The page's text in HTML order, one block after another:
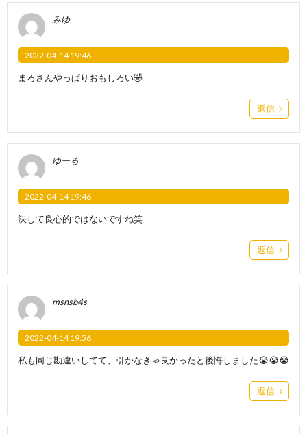
みゆ
2022-04-14 19:46
まろさんやっぱりおもしろい🤣
返信
ゆーる
2022-04-14 19:46
決して良心的ではないですね笑
返信
msnsb4s
2022-04-14 19:56
私も同じ勘違いしてて、引かなきゃ良かったと後悔しました😭😭😭
返信